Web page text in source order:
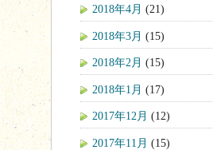
2018年4月 (21)
2018年3月 (15)
2018年2月 (15)
2018年1月 (17)
2017年12月 (12)
2017年11月 (15)